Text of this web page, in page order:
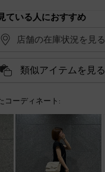
ている人におすすめ
店舗の在庫状況を見る
類似アイテムを見る
コーディネート: